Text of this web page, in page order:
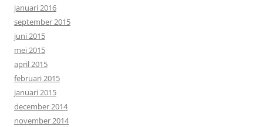
januari 2016
september 2015
juni 2015
mei 2015
april 2015
februari 2015
januari 2015
december 2014
november 2014